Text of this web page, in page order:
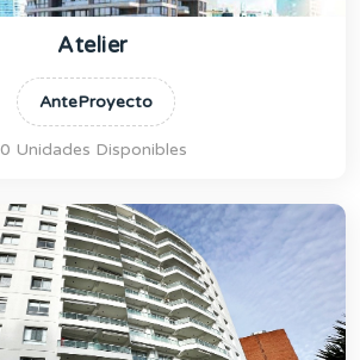
Atelier
AnteProyecto
0 Unidades Disponibles